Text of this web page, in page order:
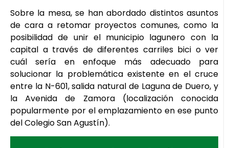
Sobre la mesa, se han abordado distintos asuntos
de cara a retomar proyectos comunes, como la
posibilidad de unir el municipio lagunero con la
capital a través de diferentes carriles bici o ver
cuál sería en enfoque más adecuado para
solucionar la problemática existente en el cruce
entre la N-601, salida natural de Laguna de Duero, y
la Avenida de Zamora (localización conocida
popularmente por el emplazamiento en ese punto
del Colegio San Agustín).